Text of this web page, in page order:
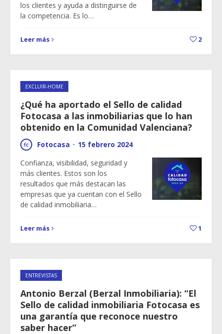
los clientes y ayuda a distinguirse de
la competencia. Es lo…
Leer más 2
EXCLUIR-HOME
¿Qué ha aportado el Sello de calidad
Fotocasa a las inmobiliarias que lo han
obtenido en la Comunidad Valenciana?
Fotocasa · 15 febrero 2024
Confianza, visibilidad, seguridad y
más clientes. Estos son los
resultados que más destacan las
empresas que ya cuentan con el Sello
de calidad inmobiliaria…
Leer más 1
ENTREVISTAS
Antonio Berzal (Berzal Inmobiliaria): “El
Sello de calidad inmobiliaria Fotocasa es
una garantía que reconoce nuestro
saber hacer”